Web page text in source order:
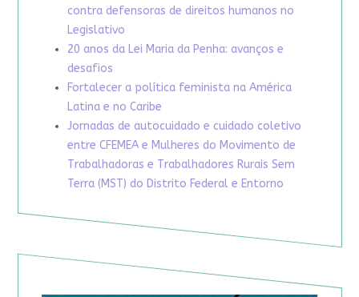
contra defensoras de direitos humanos no
Legislativo
20 anos da Lei Maria da Penha: avanços e
desafios
Fortalecer a política feminista na América
Latina e no Caribe
Jornadas de autocuidado e cuidado coletivo
entre CFEMEA e Mulheres do Movimento de
Trabalhadoras e Trabalhadores Rurais Sem
Terra (MST) do Distrito Federal e Entorno